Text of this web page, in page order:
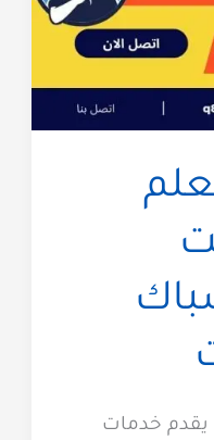
سباك
خدمات